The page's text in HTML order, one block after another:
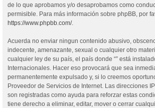
de lo que aprobamos y/o desaprobamos como
permisible. Para más información sobre phpBB, por
https://www.phpbb.com/.
Acuerda no enviar ningun contenido abusivo,
indecente, amenazante, sexual o cualquier otro
cualquier ley de su país, el país donde “” está
Internacionales. Hacer eso provocará que sea
permanentemente expulsado y, si lo creemos
Proveedor de Servicios de Internet. Las direcciones
son registradas como ayuda para reforzar estas
tiene derecho a eliminar, editar, mover o cerrar